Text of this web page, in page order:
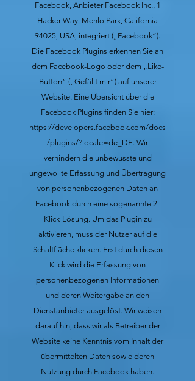
Facebook, Anbieter Facebook Inc., 1
Hacker Way, Menlo Park, California
94025, USA, integriert („Facebook“).
Die Facebook Plugins erkennen Sie an
dem Facebook-Logo oder dem „Like-
Button“ („Gefällt mir“) auf unserer
Website. Eine Übersicht über die
Facebook Plugins finden Sie hier:
https://developers.facebook.com/docs
/plugins/?locale=de_DE. Wir
verhindern die unbewusste und
ungewollte Erfassung und Übertragung
von personenbezogenen Daten an
Facebook durch eine sogenannte 2-
Klick-Lösung. Um das Plugin zu
aktivieren, muss der Nutzer auf die
Schaltfläche klicken. Erst durch diesen
Klick wird die Erfassung von
personenbezogenen Informationen
und deren Weitergabe an den
Dienstanbieter ausgelöst. Wir weisen
darauf hin, dass wir als Betreiber der
Website keine Kenntnis vom Inhalt der
übermittelten Daten sowie deren
Nutzung durch Facebook haben.